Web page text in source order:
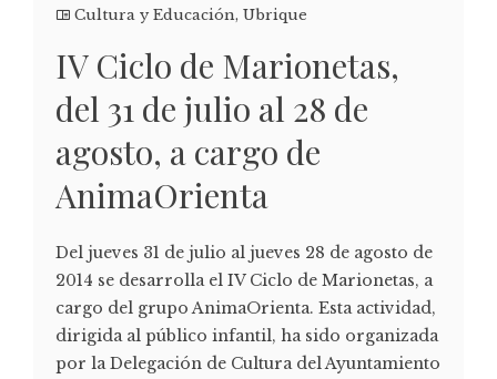
Cultura y Educación, Ubrique
IV Ciclo de Marionetas,
del 31 de julio al 28 de
agosto, a cargo de
AnimaOrienta
Del jueves 31 de julio al jueves 28 de agosto de
2014 se desarrolla el IV Ciclo de Marionetas, a
cargo del grupo AnimaOrienta. Esta actividad,
dirigida al público infantil, ha sido organizada
por la Delegación de Cultura del Ayuntamiento